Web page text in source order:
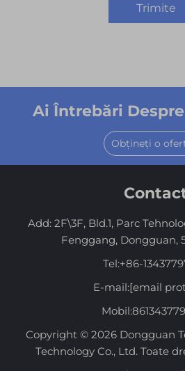
Trimite
Ai Întrebări
Obțineți o
Add: 2F\3F, Bld.1, Parc
Fenggang, Dongguan,
Tel:+86-
E-mail:[email
Mobil:
Copyright © 2026 Dongguan
Technology Co., Ltd. Toate